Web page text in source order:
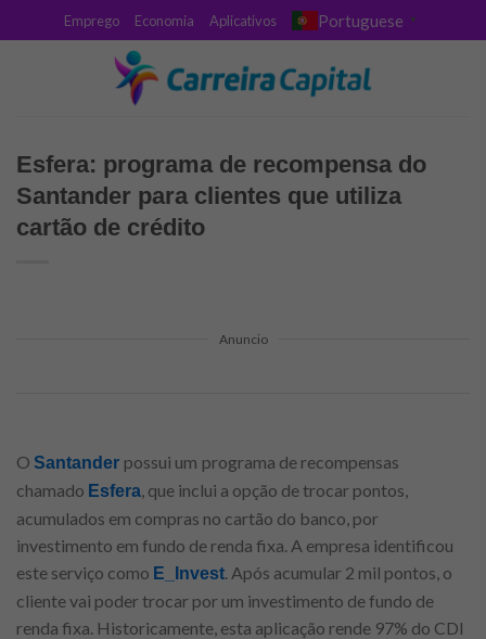
to
Emprego Economia Aplicativos Portuguese ▼
Esfera: programa de recompensa do
Santander para clientes que utiliza
cartão de crédito
Anuncio
O Santander possui um programa de recompensas
chamado Esfera, que inclui a opção de trocar pontos,
acumulados em compras no cartão do banco, por
investimento em fundo de renda fixa. A empresa identificou
este serviço como E_Invest. Após acumular 2 mil pontos, o
cliente vai poder trocar por um investimento de fundo de
renda fixa. Historicamente, esta aplicação rende 97% do CDI